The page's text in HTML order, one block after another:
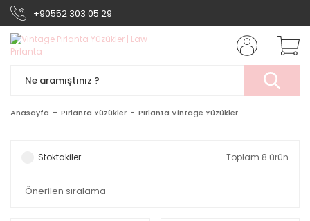
+90552 303 05 29
Anasayfa Pırlanta Yüzükler Pırlanta Vintage Yüzükler
Stoktakiler Toplam 8 ürün